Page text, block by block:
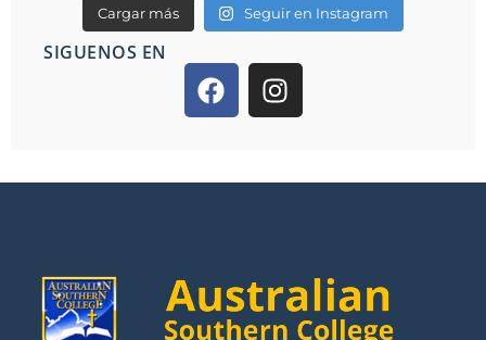
Cargar más Seguir en Instagram
SIGUENOS EN